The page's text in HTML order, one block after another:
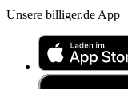
Unsere billiger.de App